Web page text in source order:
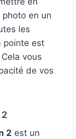
en un
les
pointe est
vous
de vos
2 est un